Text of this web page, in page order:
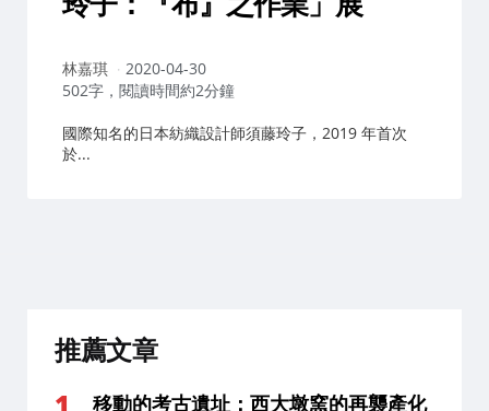
作
者：
林嘉琪
2020-04-30
502字，閱讀時間約2分鐘
國際知名的日本紡織設計師須藤玲子，2019 年首次
於...
推薦文章
移動的考古遺址：西大墩窯的再襲產化